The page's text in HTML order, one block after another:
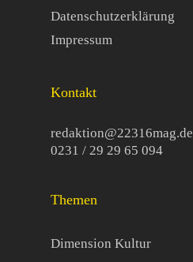
Datenschutzerklärung
Impressum
Kontakt
redaktion@22316mag.de
0231 / 29 29 65 094
Themen
Dimension Kultur